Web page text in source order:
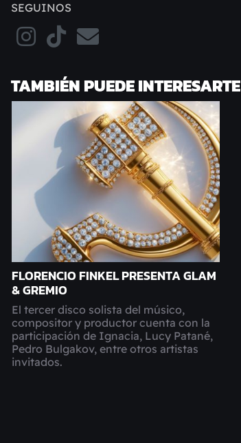
SEGUINOS
TAMBIÉN PUEDE INTERESARTE
FLORENCIO FINKEL PRESENTA GLAM
& GREMIO
El tercer disco solista del músico,
compositor y productor cuenta con la
participación de Ignacia, Lucy Patané,
Pedro Bulgakov, entre otros artistas
invitados.